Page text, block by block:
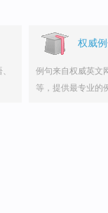
权威
例句来自权威英文
等，提供最专业的